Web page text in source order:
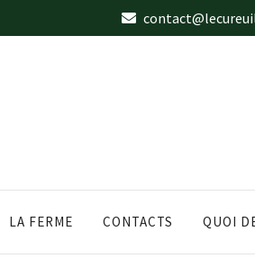
LA FERME CONTACTS QUOI